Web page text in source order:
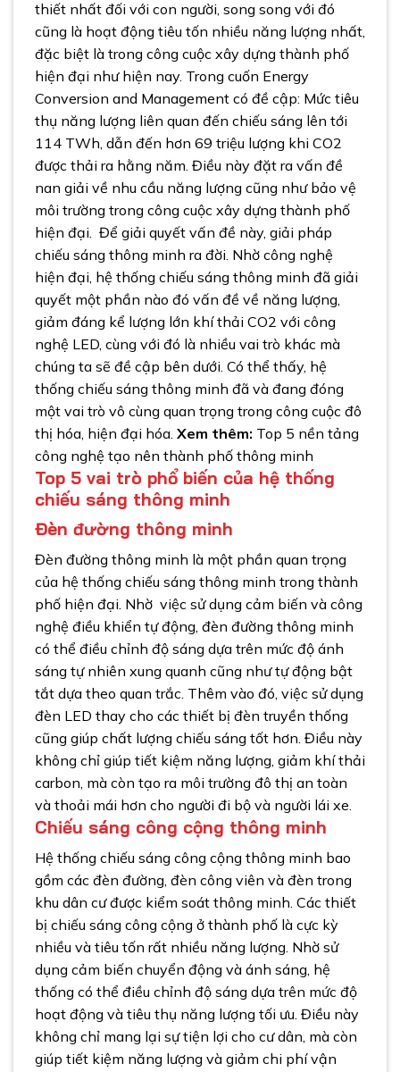
thiết nhất đối với con người, song song với đó
cũng là hoạt động tiêu tốn nhiều năng lượng nhất,
đặc biệt là trong công cuộc xây dựng thành phố
hiện đại như hiện nay. Trong cuốn Energy
Conversion and Management có đề cập: Mức tiêu
thụ năng lượng liên quan đến chiếu sáng lên tới
114 TWh, dẫn đến hơn 69 triệu lượng khi CO2
được thải ra hằng năm. Điều này đặt ra vấn đề
nan giải về nhu cầu năng lượng cũng như bảo vệ
môi trường trong công cuộc xây dựng thành phố
hiện đại. Để giải quyết vấn đề này, giải pháp
chiếu sáng thông minh ra đời. Nhờ công nghệ
hiện đại, hệ thống chiếu sáng thông minh đã giải
quyết một phần nào đó vấn đề về năng lượng,
giảm đáng kể lượng lớn khí thải CO2 với công
nghệ LED, cùng với đó là nhiều vai trò khác mà
chúng ta sẽ đề cập bên dưới. Có thể thấy, hệ
thống chiếu sáng thông minh đã và đang đóng
một vai trò vô cùng quan trọng trong công cuộc đô
thị hóa, hiện đại hóa. Xem thêm: Top 5 nền tảng
công nghệ tạo nên thành phố thông minh
Top 5 vai trò phổ biến của hệ thống
chiếu sáng thông minh
Đèn đường thông minh
Đèn đường thông minh là một phần quan trọng
của hệ thống chiếu sáng thông minh trong thành
phố hiện đại. Nhờ việc sử dụng cảm biến và công
nghệ điều khiển tự động, đèn đường thông minh
có thể điều chỉnh độ sáng dựa trên mức độ ánh
sáng tự nhiên xung quanh cũng như tự động bật
tắt dựa theo quan trắc. Thêm vào đó, việc sử dụng
đèn LED thay cho các thiết bị đèn truyền thống
cũng giúp chất lượng chiếu sáng tốt hơn. Điều này
không chỉ giúp tiết kiệm năng lượng, giảm khí thải
carbon, mà còn tạo ra môi trường đô thị an toàn
và thoải mái hơn cho người đi bộ và người lái xe.
Chiếu sáng công cộng thông minh
Hệ thống chiếu sáng công cộng thông minh bao
gồm các đèn đường, đèn công viên và đèn trong
khu dân cư được kiểm soát thông minh. Các thiết
bị chiếu sáng công cộng ở thành phố là cực kỳ
nhiều và tiêu tốn rất nhiều năng lượng. Nhờ sử
dụng cảm biến chuyển động và ánh sáng, hệ
thống có thể điều chỉnh độ sáng dựa trên mức độ
hoạt động và tiêu thụ năng lượng tối ưu. Điều này
không chỉ mang lại sự tiện lợi cho cư dân, mà còn
giúp tiết kiệm năng lượng và giảm chi phí vận